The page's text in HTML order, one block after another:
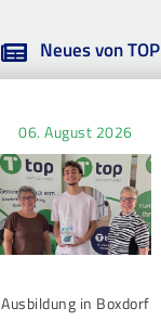
Neues von TOP
06. August 2026
Ausbildung in Boxdorf